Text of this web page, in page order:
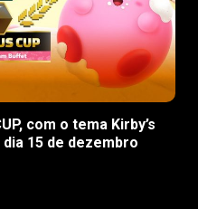
com o tema Kirby’s
15 de dezembro